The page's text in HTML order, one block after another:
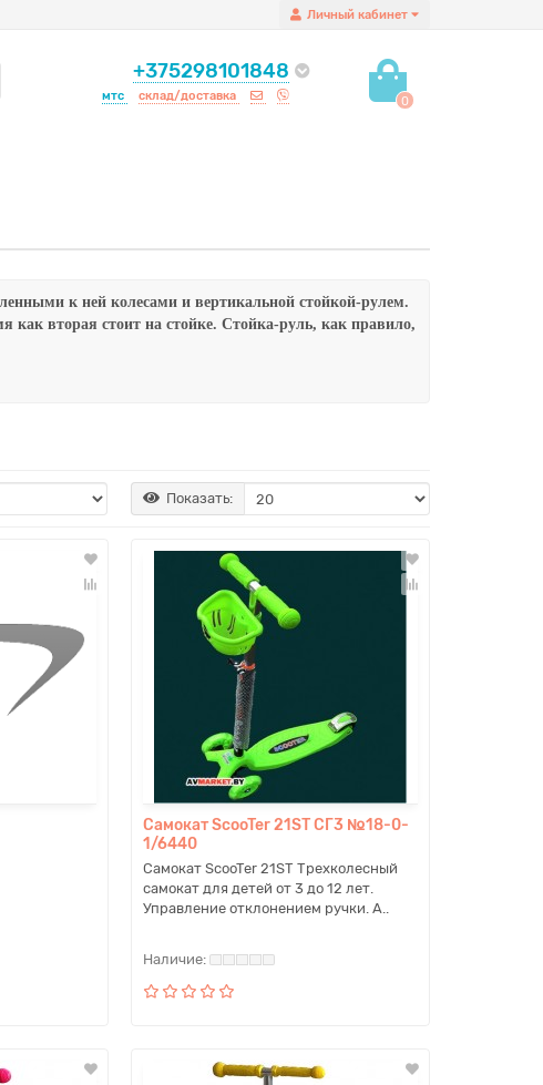
Личный кабинет
+375298101848
мтс склад/доставка 0
к ней колесами и вертикальной стойкой-рулем.
вторая стоит на стойке. Стойка-руль, как правило,
Показать:
Самокат ScooTer 21ST СГ3 №18-0-
1/6440
Самокат ScooTer 21ST Трехколесный
самокат для детей от 3 до 12 лет.
Управление отклонением ручки. А..